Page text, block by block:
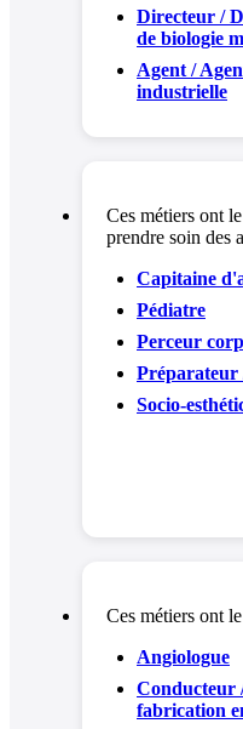
Directeur /
de biologie
Agent /
industrielle
Ces métiers ont
prendre soin des
Capitaine
Pédiatre
Perceur
Préparateur
Socio-
Ces métiers ont
Angiologue
Conducteur
fabrication